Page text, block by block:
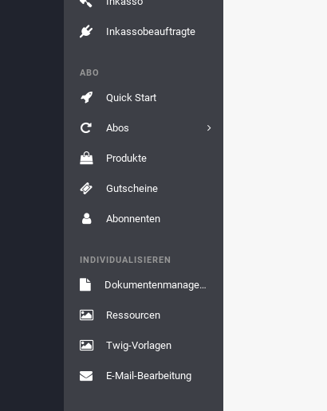
Inkassobeauftragte
ABO
Quick Start
Abos
Produkte
Gutscheine
Abonnenten
INDIVIDUALISIEREN
Dokumentenmanagement
Ressourcen
Twig-Vorlagen
E-Mail-Bearbeitung